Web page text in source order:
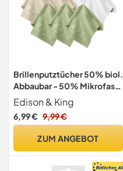
Brillenputztücher 50% biol.
Abbaubar - 50% Mikrofaser
(7 Stück 20x20 cm)
Edison & King
6,99 € 9,99 €
ZUM ANGEBOT